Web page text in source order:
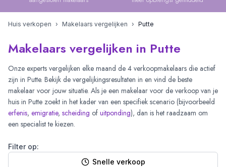
Huis verkopen › Makelaars vergelijken › Putte
Makelaars vergelijken in Putte
Onze experts vergelijken elke maand de 4 verkoopmakelaars die actief
zijn in Putte. Bekijk de vergelijkingsresultaten in en vind de beste
makelaar voor jouw situatie. Als je een makelaar voor de verkoop van je
huis in Putte zoekt in het kader van een specifiek scenario (bijvoorbeeld
erfenis, emigratie, scheiding of uitponding), dan is het raadzaam om
een specialist te kiezen.
Filter op:
Snelle verkoop